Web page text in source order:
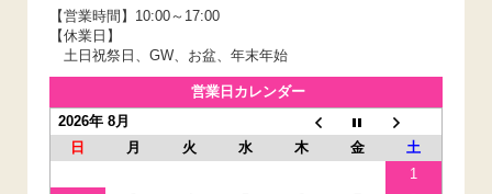
【営業時間】10:00～17:00
【休業日】
土日祝祭日、GW、お盆、年末年始
営業日カレンダー
2026年 8月
日
月 火 水 木 金
土
1